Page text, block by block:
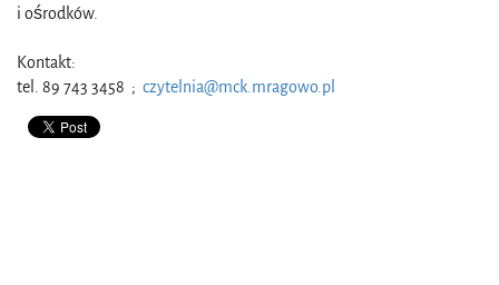
i ośrodków.
Kontakt:
tel. 89 743 3458 ; czytelnia@mck.mragowo.pl